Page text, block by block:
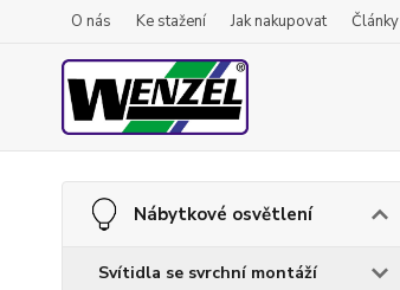
O nás Ke stažení Jak nakupovat Články
Nábytkové osvětlení
Svítidla se svrchní montáží